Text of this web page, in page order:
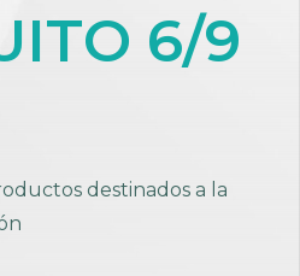
6/9
destinados a la